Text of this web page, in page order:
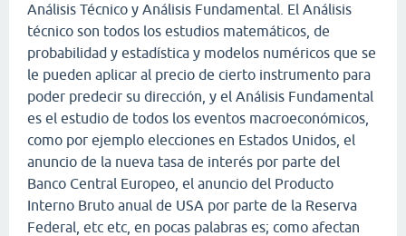
Análisis Técnico y Análisis Fundamental. El Análisis
técnico son todos los estudios matemáticos, de
probabilidad y estadística y modelos numéricos que se
le pueden aplicar al precio de cierto instrumento para
poder predecir su dirección, y el Análisis Fundamental
es el estudio de todos los eventos macroeconómicos,
como por ejemplo elecciones en Estados Unidos, el
anuncio de la nueva tasa de interés por parte del
Banco Central Europeo, el anuncio del Producto
Interno Bruto anual de USA por parte de la Reserva
Federal, etc etc, en pocas palabras es; como afectan